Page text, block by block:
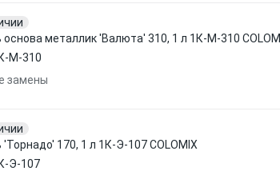
металлик 'Валюта' 310, 1 л 1К-М-310
М-310
замены
170, 1 л 1К-Э-107 COLOMIX
Э-107